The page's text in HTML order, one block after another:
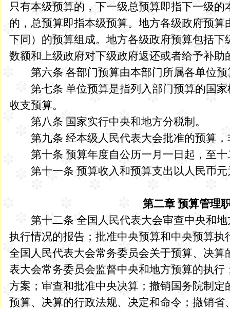
只有本级预算的，下一级总预算即指下一级
的，总预算即指本级预算。地方各级政府预
下同）的预算组成。地方各级政府预算包括
数额和上级政府对下级政府返还或者给予补助
第六条 各部门预算由本部门所属各单位预
第七条 单位预算是指列入部门预算的国家
收支预算。
第八条 国家实行中央和地方分税制。
第九条 经本级人民代表大会批准的预算，
第十条 预算年度自公历一月一日起，至十
第十一条 预算收入和预算支出以人民币元
第二章 预算管理
第十二条 全国人民代表大会审查中央和地
执行情况的报告；批准中央预算和中央预算
全国人民代表大会常务委员会关于预算、决
表大会常务委员会监督中央和地方预算的执
方案；审查和批准中央决算；撤销国务院制
预算、决算的行政法规、决定和命令；撤销